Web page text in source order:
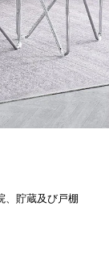
、貯蔵及び戸棚